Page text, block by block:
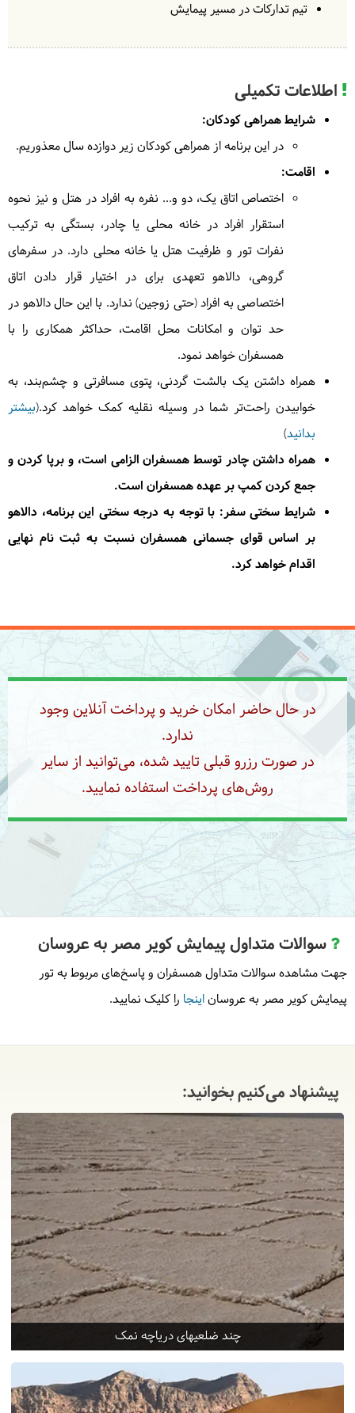
شام در خانه محلی توسط دالاهو
اقامت در اقامت‌گاه بوم‌گردی
جمعه | 1404/08/23
پس از صرف صبحانه به سمت تهران حرکت می‌کنیم. در بین
راه از بافت قدیم نایین دیدار خواهیم داشت. ناهار را در نایین
میل ک
رده و در ادامه با ثبت خاطراتی زیبا از این سفر به تهران
صبحانه در خانه محلی توسط دالاهو ناهار در رستوران توسط
دالاهو
درکمپ| به عهده
درکمپ| به عهدهدالاهو
4
رستوران | به عهده
تیم تدارکات در مسیر پیمایش
اطلاعات تکمیلی
شرایط همراهی کودکان:
در این برنامه از همراهی کودکان زیر دوازده سال معذوریم.
اقامت:
اختصاص اتاق یک، دو و... نفره به افراد در هتل و نیز نحوه
استقرار افراد در خانه محلی یا چادر، بستگی به ترکیب
نفرات تور و ظرفیت هتل یا خانه محلی دارد. در سفرهای
گروهی، دالاهو تعهدی برای در اختیار قرار دادن اتاق
اختصاصی به افراد (حتی زوجین) ندارد. با این حال دالاهو در
حد توان و امکانات محل اقامت، حداکثر همکاری را با
همسفران خواهد نمود.
همراه داشتن یک بالشت گردنی، پتوی مسافرتی و چشم‌بند، به
خوابیدن راحت‌تر شما در وسیله نقلیه کمک خواهد کرد.(بیشتر
بدانید)
همراه داشتن چادر توسط همسفران الزامی است، و برپا کردن و
جمع کردن کمپ بر عهده همسفران است.
شرایط سختی سفر: با توجه به درجه سختی این برنامه، دالاهو
بر اساس قوای جسمانی همسفران نسبت به ثبت نام نهایی
اقدام خواهد کرد.
در حال حاضر امکان خرید و پرداخت آنلاین وجود
ندارد.
در صورت رزرو قبلی تایید شده، می‌توانید از سایر
روش‌های پرداخت استفاده نمایید.
سوالات متداول پیمایش کویر مصر به عروسان
جهت مشاهده سوالات متداول همسفران و پاسخ‌های مربوط به تور
پیمایش کویر مصر به عروساناینجا را کلیک نمایید.
پیشنهاد می‌کنیم بخوانید:
چند ضلعیهای دریاچه نمک